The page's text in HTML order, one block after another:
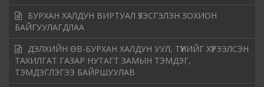
БУРХАН ХАЛДУН ВИРТУАЛ ҮЗЭСГЭЛЭН ЗОХИОН
БАЙГУУЛАГДЛАА
ДЭЛХИЙН ӨВ-БУРХАН ХАЛДУН УУЛ, ТҮҮНИЙГ ХҮРЭЭЛСЭН
ТАХИЛГАТ ГАЗАР НУТАГТ ЗАМЫН ТЭМДЭГ,
ТЭМДЭГЛЭГЭЭ БАЙРШУУЛАВ